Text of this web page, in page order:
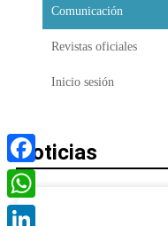
Comunicación
Revistas oficiales
Inicio sesión
Noticias
Facebook
WhatsApp